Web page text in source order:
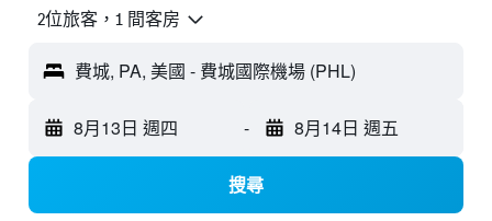
2位旅客，1 間客房
費城, PA, 美國 - 費城國際機場 (PHL)
8月13日 週四 - 8月14日 週五
搜尋